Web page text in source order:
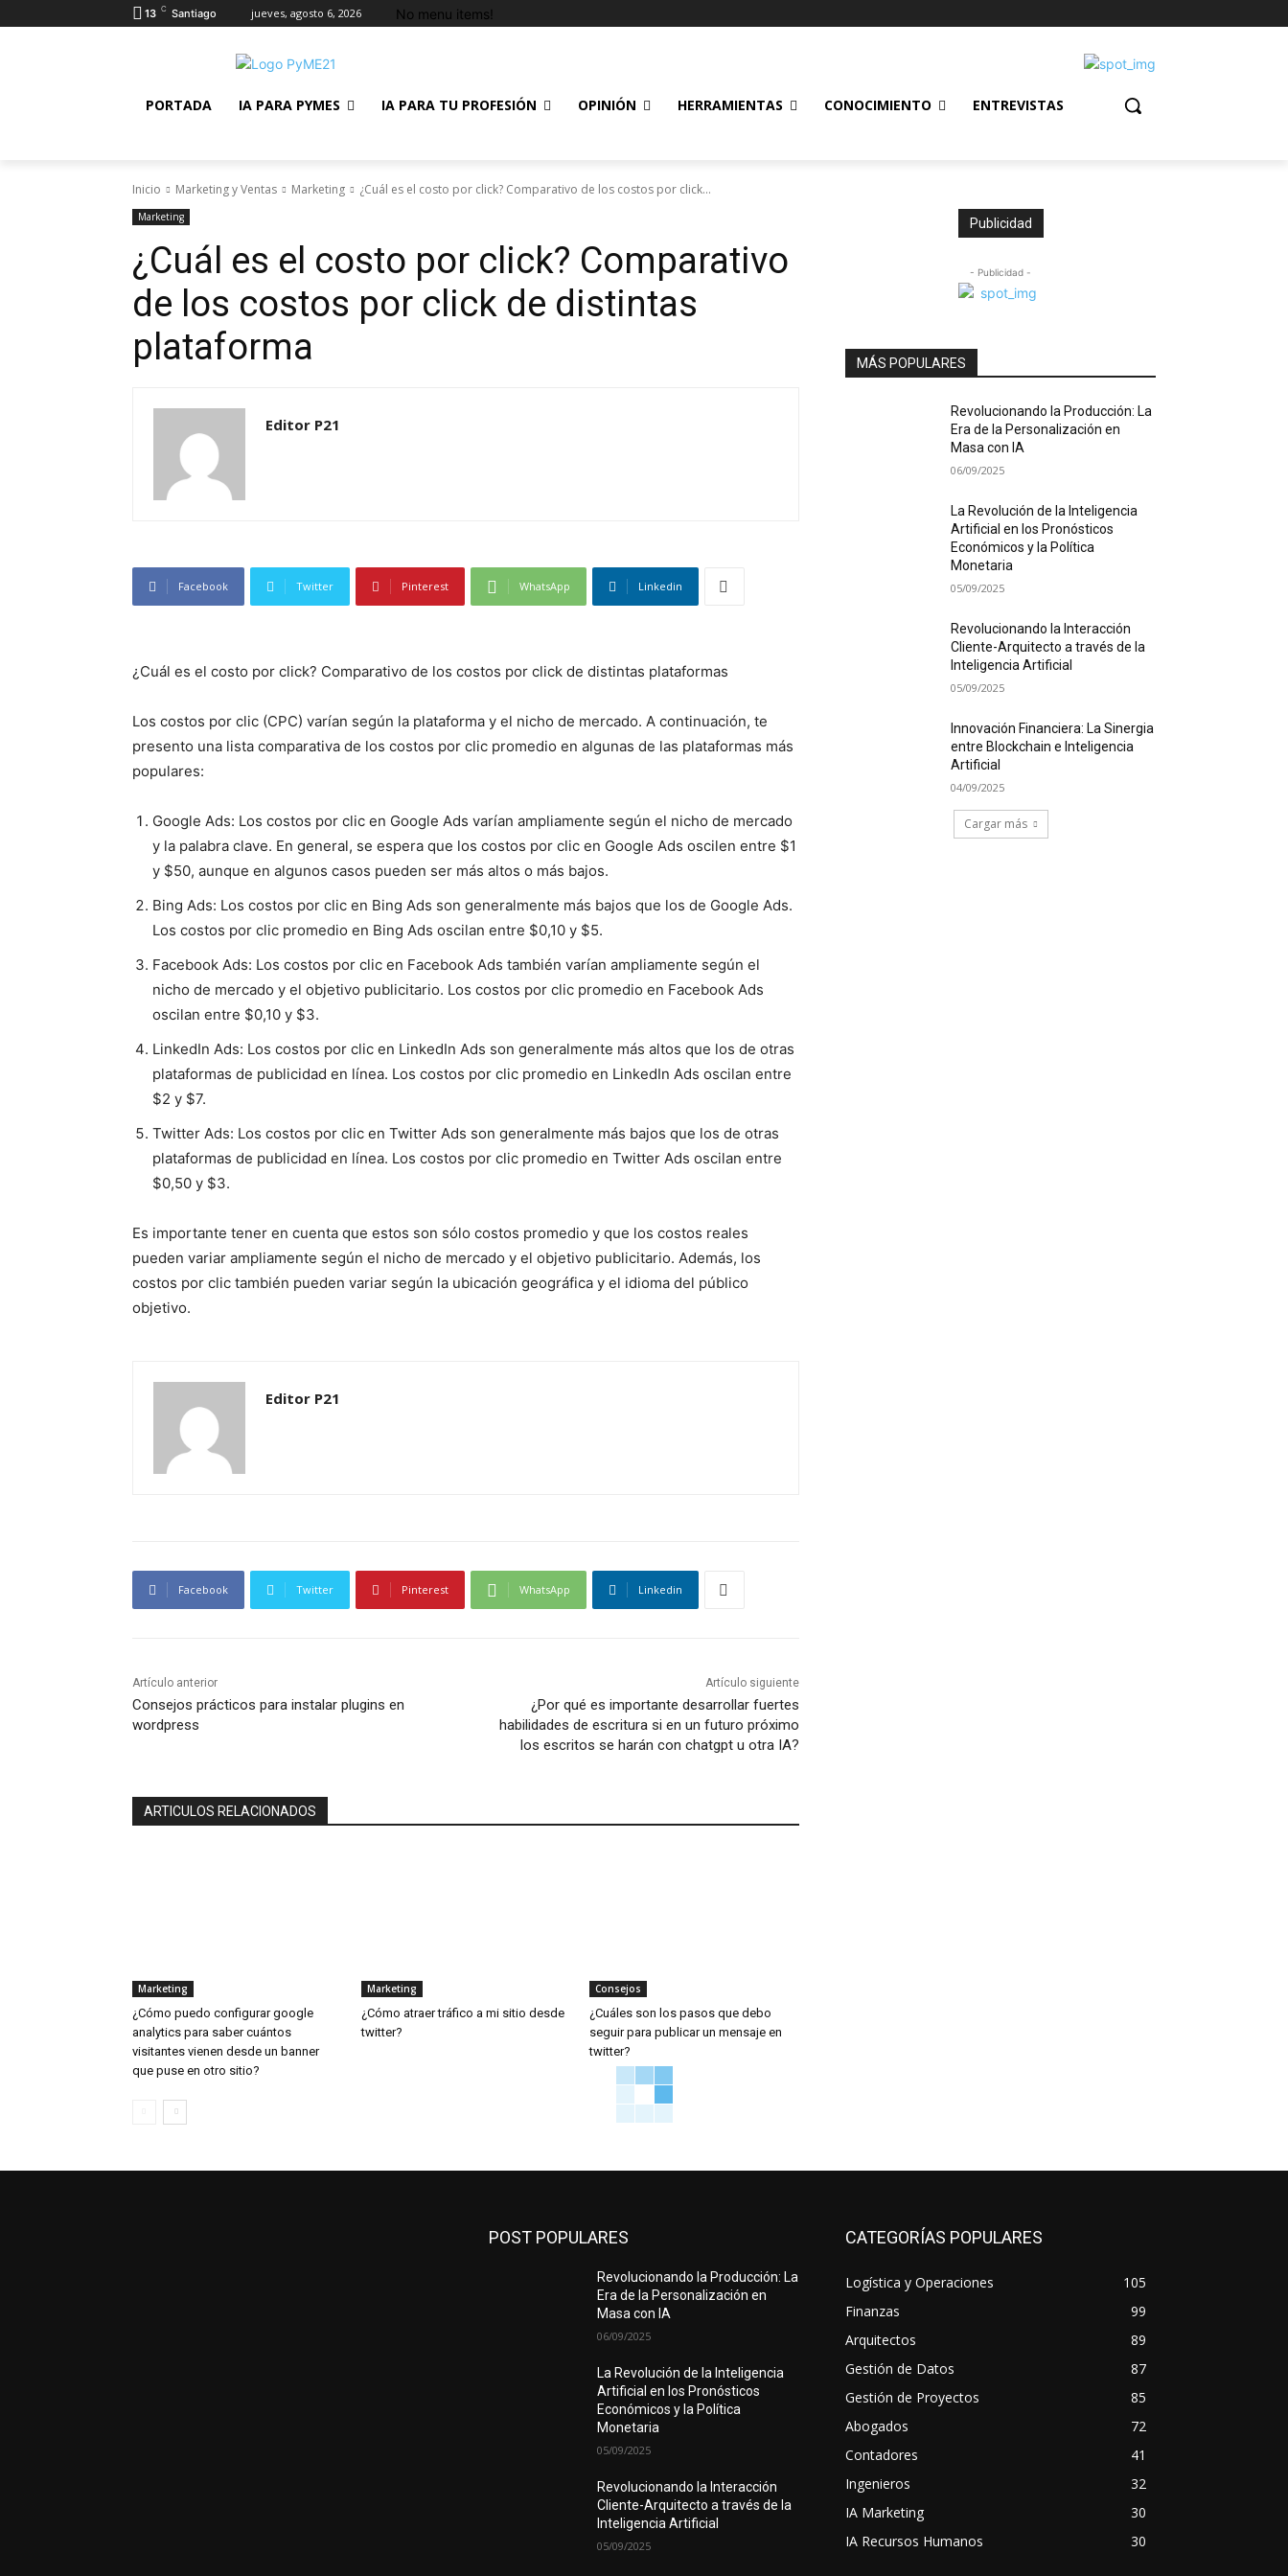
13 C Santiago jueves, agosto 6, 2026 No menu items!
PORTADA IA PARA PYMES IA PARA TU PROFESIÓN OPINIÓN HERRAMIENTAS CONOCIMIENTO ENTREVISTAS
Inicio Marketing y Ventas Marketing ¿Cuál es el costo por click? Comparativo de los costos por click...
Marketing
¿Cuál es el costo por click? Comparativo
de los costos por click de distintas
plataforma
Editor P21
Facebook Twitter Pinterest WhatsApp Linkedin
¿Cuál es el costo por click? Comparativo de los costos por click de distintas plataformas
Los costos por clic (CPC) varían según la plataforma y el nicho de mercado. A continuación, te
presento una lista comparativa de los costos por clic promedio en algunas de las plataformas más
populares:
Google Ads: Los costos por clic en Google Ads varían ampliamente según el nicho de mercado
y la palabra clave. En general, se espera que los costos por clic en Google Ads oscilen entre $1
y $50, aunque en algunos casos pueden ser más altos o más bajos.
Bing Ads: Los costos por clic en Bing Ads son generalmente más bajos que los de Google Ads.
Los costos por clic promedio en Bing Ads oscilan entre $0,10 y $5.
Facebook Ads: Los costos por clic en Facebook Ads también varían ampliamente según el
nicho de mercado y el objetivo publicitario. Los costos por clic promedio en Facebook Ads
oscilan entre $0,10 y $3.
LinkedIn Ads: Los costos por clic en LinkedIn Ads son generalmente más altos que los de otras
plataformas de publicidad en línea. Los costos por clic promedio en LinkedIn Ads oscilan entre
$2 y $7.
Twitter Ads: Los costos por clic en Twitter Ads son generalmente más bajos que los de otras
plataformas de publicidad en línea. Los costos por clic promedio en Twitter Ads oscilan entre
$0,50 y $3.
Es importante tener en cuenta que estos son sólo costos promedio y que los costos reales
pueden variar ampliamente según el nicho de mercado y el objetivo publicitario. Además, los
costos por clic también pueden variar según la ubicación geográfica y el idioma del público
objetivo.
Editor P21
Facebook Twitter Pinterest WhatsApp Linkedin
Artículo anterior
Consejos prácticos para instalar plugins en
wordpress
Artículo siguiente
¿Por qué es importante desarrollar fuertes
habilidades de escritura si en un futuro próximo
los escritos se harán con chatgpt u otra IA?
ARTICULOS RELACIONADOS
Marketing
¿Cómo puedo configurar google
analytics para saber cuántos
visitantes vienen desde un banner
que puse en otro sitio?
Marketing
¿Cómo atraer tráfico a mi sitio desde
twitter?
Consejos
¿Cuáles son los pasos que debo
seguir para publicar un mensaje en
twitter?
Publicidad
- Publicidad -
MÁS POPULARES
Revolucionando la Producción: La
Era de la Personalización en
Masa con IA
06/09/2025
La Revolución de la Inteligencia
Artificial en los Pronósticos
Económicos y la Política
Monetaria
05/09/2025
Revolucionando la Interacción
Cliente-Arquitecto a través de la
Inteligencia Artificial
05/09/2025
Innovación Financiera: La Sinergia
entre Blockchain e Inteligencia
Artificial
04/09/2025
Cargar más
POST POPULARES
Revolucionando la Producción: La
Era de la Personalización en
Masa con IA
06/09/2025
La Revolución de la Inteligencia
Artificial en los Pronósticos
Económicos y la Política
Monetaria
05/09/2025
Revolucionando la Interacción
Cliente-Arquitecto a través de la
Inteligencia Artificial
05/09/2025
CATEGORÍAS POPULARES
Logística y Operaciones
105
Finanzas
99
Arquitectos
89
Gestión de Datos
87
Gestión de Proyectos
85
Abogados
72
Contadores
41
Ingenieros
32
IA Marketing
30
IA Recursos Humanos
30